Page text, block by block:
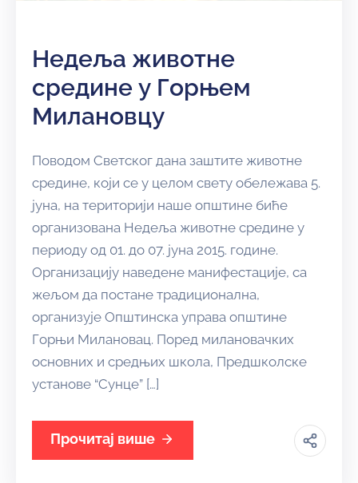
Недеља животне
средине у Горњем
Милановцу
Поводом Светског дана заштите животне
средине, који се у целом свету обележава 5.
јуна, на територији наше општине биће
организована Недеља животне средине у
периоду од 01. до 07. јуна 2015. године.
Организацију наведене манифестације, са
жељом да постане традиционална,
организује Општинска управа општине
Горњи Милановац. Поред милановачких
основних и средњих школа, Предшколске
установе “Сунце” […]
Прочитај више